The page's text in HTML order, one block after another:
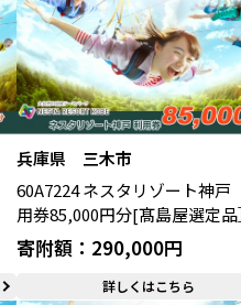
兵庫県 三木市
60A7224 ネスタリゾート神
用券85,000円分[髙島屋選定品
寄附額：290,000円
詳しくはこちら